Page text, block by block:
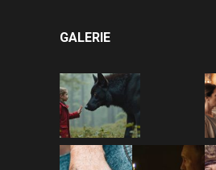
GALERIE